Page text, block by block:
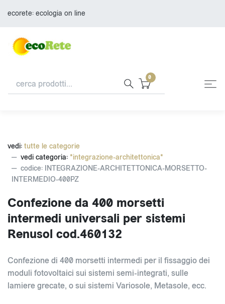
ecorete: ecologia on line
0
vedi: tutte le categorie
vedi categoria: *integrazione-architettonica*
codice: INTEGRAZIONE-ARCHITETTONICA-MORSETTO-
INTERMEDIO-400PZ
Confezione da 400 morsetti
intermedi universali per sistemi
Renusol cod.460132
Confezione di 400 morsetti intermedi per il fissaggio dei
moduli fotovoltaici sui sistemi semi-integrati, sulle
lamiere grecate, o sui sistemi Variosole, Metasole, ecc.